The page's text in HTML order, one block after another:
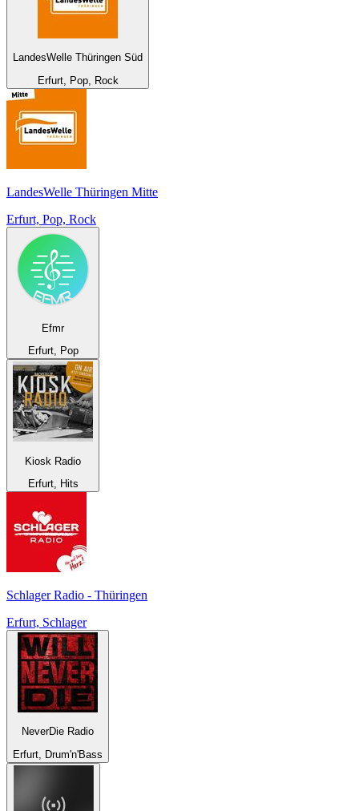
LandesWelle Thüringen Süd
Erfurt, Pop, Rock
LandesWelle Thüringen Mitte
Erfurt, Pop, Rock
Efmr
Erfurt, Pop
Kiosk Radio
Erfurt, Hits
Schlager Radio - Thüringen
Erfurt, Schlager
NeverDie Radio
Erfurt, Drum'n'Bass